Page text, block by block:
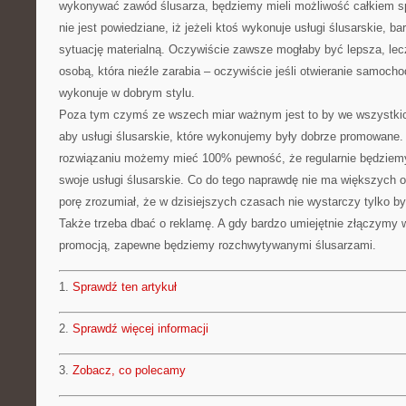
wykonywać zawód ślusarza, będziemy mieli możliwość całkiem
nie jest powiedziane, iż jeżeli ktoś wykonuje usługi ślusarskie,
sytuację materialną. Oczywiście zawsze mogłaby być lepsza,
osobą, która nieźle zarabia – oczywiście jeśli otwieranie
wykonuje w dobrym stylu.
Poza tym czymś ze wszech miar ważnym jest to by we
aby usługi ślusarskie, które wykonujemy były dobrze
rozwiązaniu możemy mieć 100% pewność, że regularnie
swoje usługi ślusarskie. Co do tego naprawdę nie ma większych
porę zrozumiał, że w dzisiejszych czasach nie wystarczy tylko
Także trzeba dbać o reklamę. A gdy bardzo umiejętnie złączymy
promocją, zapewne będziemy rozchwytywanymi ślusarzami.
1. Sprawdź ten artykuł
2. Sprawdź więcej informacji
3. Zobacz, co polecamy